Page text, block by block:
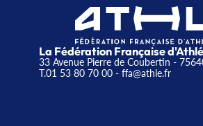
La Fédération Française
33 Avenue Pierre de Coubertin -
T.01 53 80 70 00- ffa@athle.fr